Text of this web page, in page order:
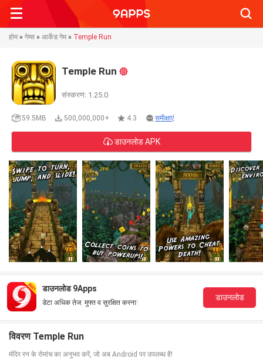
होम » गेम्स » आर्केड गेम » Temple Run
Temple Run
संस्करण: 1.25.0
59.5MB 500,000,000+ 4.3 समीक्षाएं
डाउनलोड APK
डाउनलोड 9Apps
डेटा अधिक तेज, मुफ्त व सुरक्षित करना!
डाउनलोड
विवरण Temple Run
मंदिर रन के रोमांच का अनुभव करें, जो अब Android पर उपलब्ध है!